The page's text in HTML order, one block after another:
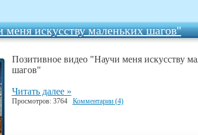
искусству маленьких шагов"
Позитивное видео "Научи меня искусству
шагов"
Читать далее »
Просмотров: 3764 Комментарии (4)